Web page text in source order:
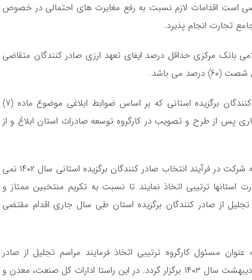
است اقدامات لازم نسبت به رفع مغایرت های احتمالی در خصوص
تجارت انجام پذیرد.
بانک مرکزی حداقل درصد ایفای تعهد ارزی صادر کنندگان متقاضی
می باشد.
۱۲- تسهیلات ، مشوق ها ، تخفیفها و مزایای صادر کنندگان برگزیده استانی که بر اساس ضوابط ابلاغی موضوع ماده (۷)
پس از طرح و تصویب در کارگروه توسعه صادرات استان ابلاغ و از
۱۳ – منتخبین ممتاز و نمونه ملی سال جاری مجاز به شرکت در فرآیند انتخاب صادر کنندگان برگزیده استانی سال ۱۴۰۲ نمی
ترتیبی اتخاذ نمایند تا نسبت به تکریم منتخبین ممتاز و
از صادر کنندگان برگزیده استان طی سال جاری اقدام مقتضی
مسئول کارگروه ترتیبی اتخاذ فرمایند مراسم تجلیل از صادر
کنندگان برگزیده استانی سال جاری حداکثر تا پایان اردیبهشت سال ۱۴۰۳ برگزار گردد. در این راستا ادارات کل صنعت، معدن و